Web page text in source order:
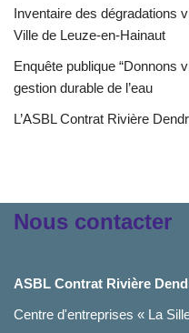
Inventaire des dégradations
Ville de Leuze-en-Hainaut
Enquête publique “Donnons
gestion durable de l’eau
L’ASBL Contrat Rivière
Nous contacter
ASBL Contrat Rivière
Centre d'entreprises « La